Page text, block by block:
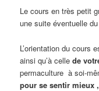
Le cours en très petit
une suite éventuelle du
L’orientation du cours
ainsi qu’à cellede
permaculture à soi-
pour se sentir mieux